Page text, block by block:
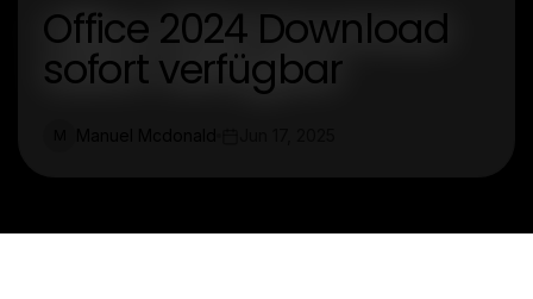
Office 2024 Download
sofort verfügbar